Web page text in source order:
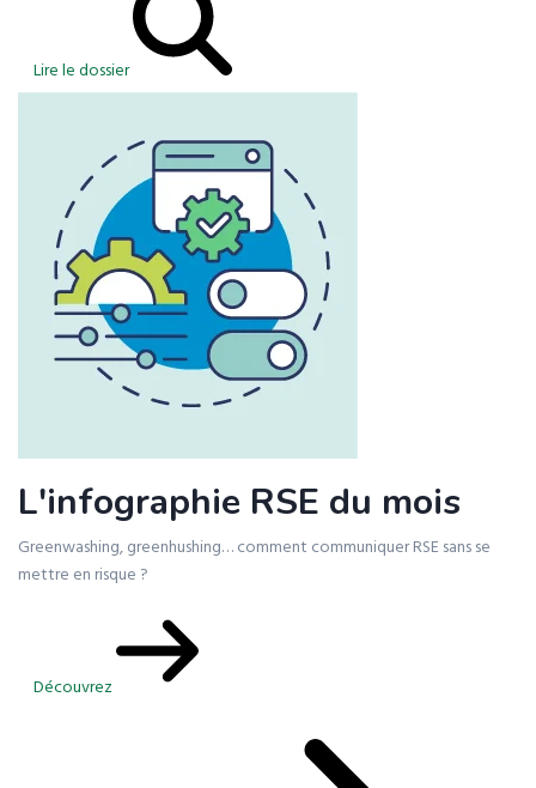
Lire le dossier
L'infographie RSE du mois
Greenwashing, greenhushing… comment communiquer RSE sans se
mettre en risque ?
Découvrez